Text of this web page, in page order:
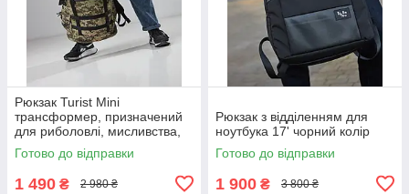
Рюкзак Turist Mini
трансформер, призначений
для риболовлі, мисливства,
туризму, на 30-50л, колір
піксель
Готово до відправки
1 490 ₴ 2 980 ₴
Рюкзак з відділенням для
ноутбука 17' чорний колір
Готово до відправки
1 900 ₴ 3 800 ₴